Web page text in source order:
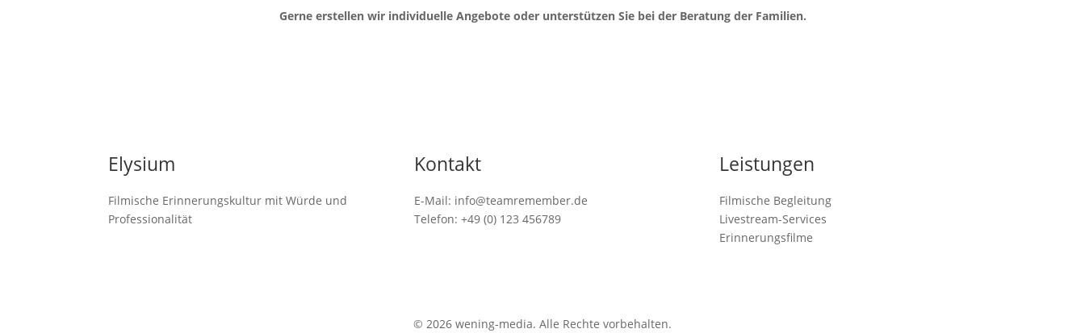
Gerne erstellen wir individuelle Angebote oder unterstützen Sie bei der Beratung der Familien.
Elysium
Filmische Erinnerungskultur mit Würde und
Professionalität
Kontakt
E-Mail: info@teamremember.de
Telefon: +49 (0) 123 456789
Leistungen
Filmische Begleitung
Livestream-Services
Erinnerungsfilme
© 2026 wening-media. Alle Rechte vorbehalten.